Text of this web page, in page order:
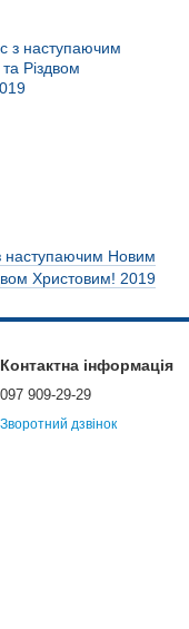
наступаючим Новим
Христовим! 2019
Контактна інформація
097 909-29-29
Зворотний дзвінок